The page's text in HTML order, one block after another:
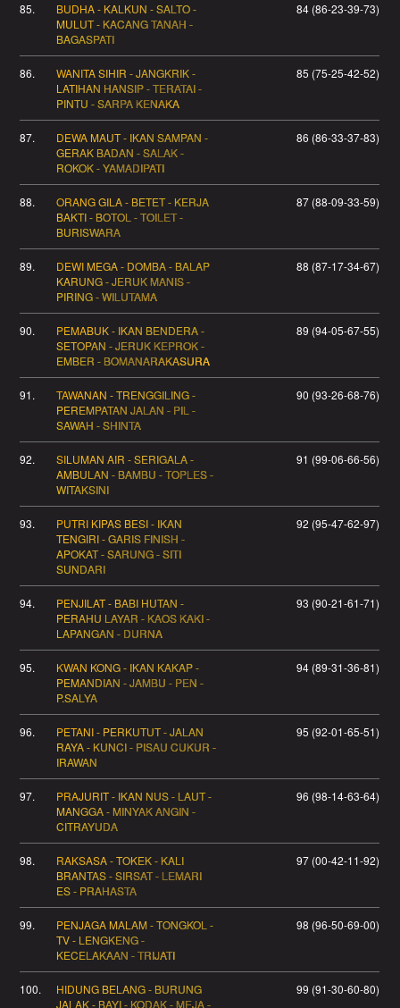
85.
BUDHA - KALKUN - SALTO -
MULUT - KACANG TANAH -
BAGASPATI
84 (86-23-39-73)
86.
WANITA SIHIR - JANGKRIK -
LATIHAN HANSIP - TERATAI -
PINTU - SARPA KENAKA
85 (75-25-42-52)
87.
DEWA MAUT - IKAN SAMPAN -
GERAK BADAN - SALAK -
ROKOK - YAMADIPATI
86 (86-33-37-83)
88.
ORANG GILA - BETET - KERJA
BAKTI - BOTOL - TOILET -
BURISWARA
87 (88-09-33-59)
89.
DEWI MEGA - DOMBA - BALAP
KARUNG - JERUK MANIS -
PIRING - WILUTAMA
88 (87-17-34-67)
90.
PEMABUK - IKAN BENDERA -
SETOPAN - JERUK KEPROK -
EMBER - BOMANARAKASURA
89 (94-05-67-55)
91.
TAWANAN - TRENGGILING -
PEREMPATAN JALAN - PIL -
SAWAH - SHINTA
90 (93-26-68-76)
92.
SILUMAN AIR - SERIGALA -
AMBULAN - BAMBU - TOPLES -
WITAKSINI
91 (99-06-66-56)
93.
PUTRI KIPAS BESI - IKAN
TENGIRI - GARIS FINISH -
APOKAT - SARUNG - SITI
SUNDARI
92 (95-47-62-97)
94.
PENJILAT - BABI HUTAN -
PERAHU LAYAR - KAOS KAKI -
LAPANGAN - DURNA
93 (90-21-61-71)
95.
KWAN KONG - IKAN KAKAP -
PEMANDIAN - JAMBU - PEN -
P.SALYA
94 (89-31-36-81)
96.
PETANI - PERKUTUT - JALAN
RAYA - KUNCI - PISAU CUKUR -
IRAWAN
95 (92-01-65-51)
97.
PRAJURIT - IKAN NUS - LAUT -
MANGGA - MINYAK ANGIN -
CITRAYUDA
96 (98-14-63-64)
98.
RAKSASA - TOKEK - KALI
BRANTAS - SIRSAT - LEMARI
ES - PRAHASTA
97 (00-42-11-92)
99.
PENJAGA MALAM - TONGKOL -
TV - LENGKENG -
KECELAKAAN - TRIJATI
98 (96-50-69-00)
100.
HIDUNG BELANG - BURUNG
JALAK - BAYI - KODAK - MEJA -
99 (91-30-60-80)